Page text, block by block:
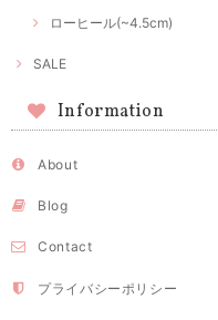
ローヒール(~4.5cm)
SALE
Information
About
Blog
Contact
プライバシーポリシー